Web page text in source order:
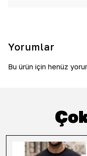
Yorumlar
Bu ürün için henüz